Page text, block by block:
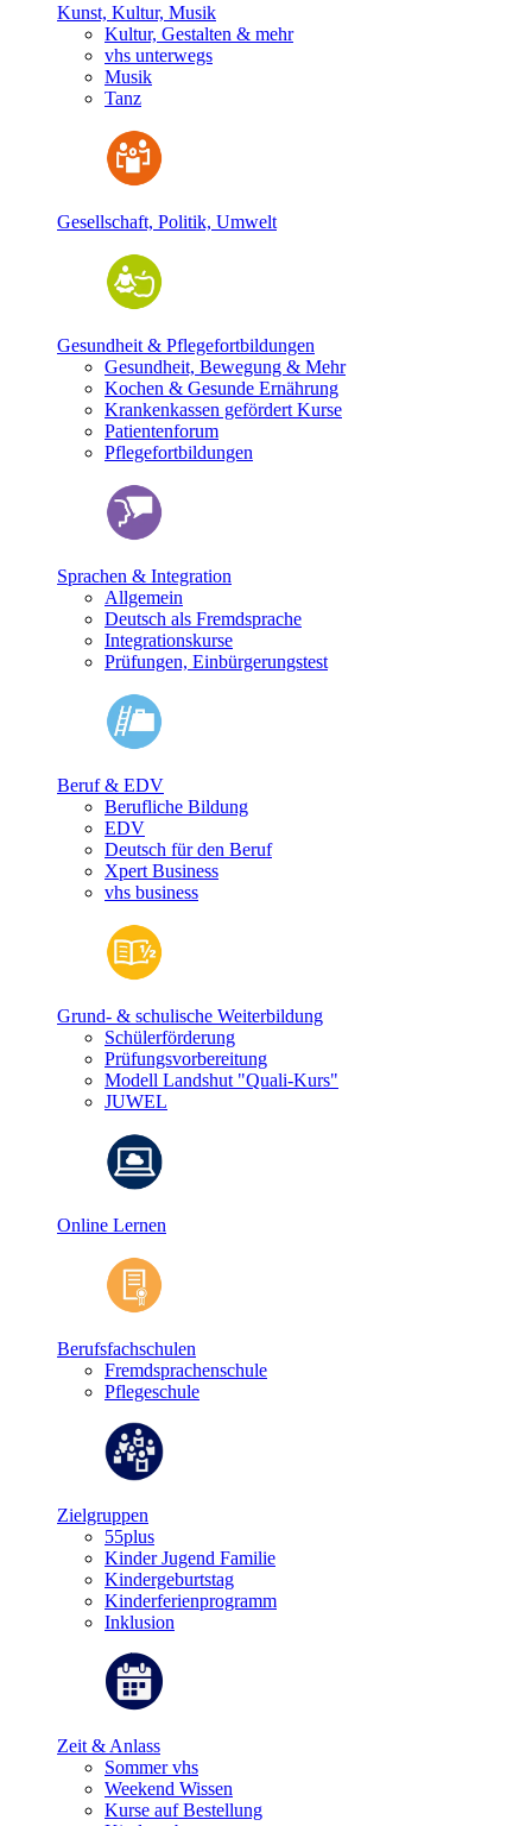
Kunst, Kultur, Musik
Kultur, Gestalten & mehr
vhs unterwegs
Musik
Tanz
Gesellschaft, Politik, Umwelt
Gesundheit & Pflegefortbildungen
Gesundheit, Bewegung & Mehr
Kochen & Gesunde Ernährung
Krankenkassen gefördert Kurse
Patientenforum
Pflegefortbildungen
Sprachen & Integration
Allgemein
Deutsch als Fremdsprache
Integrationskurse
Prüfungen, Einbürgerungstest
Beruf & EDV
Berufliche Bildung
EDV
Deutsch für den Beruf
Xpert Business
vhs business
Grund- & schulische Weiterbildung
Schülerförderung
Prüfungsvorbereitung
Modell Landshut "Quali-Kurs"
JUWEL
Online Lernen
Berufsfachschulen
Fremdsprachenschule
Pflegeschule
Zielgruppen
55plus
Kinder Jugend Familie
Kindergeburtstag
Kinderferienprogramm
Inklusion
Zeit & Anlass
Sommer vhs
Weekend Wissen
Kurse auf Bestellung